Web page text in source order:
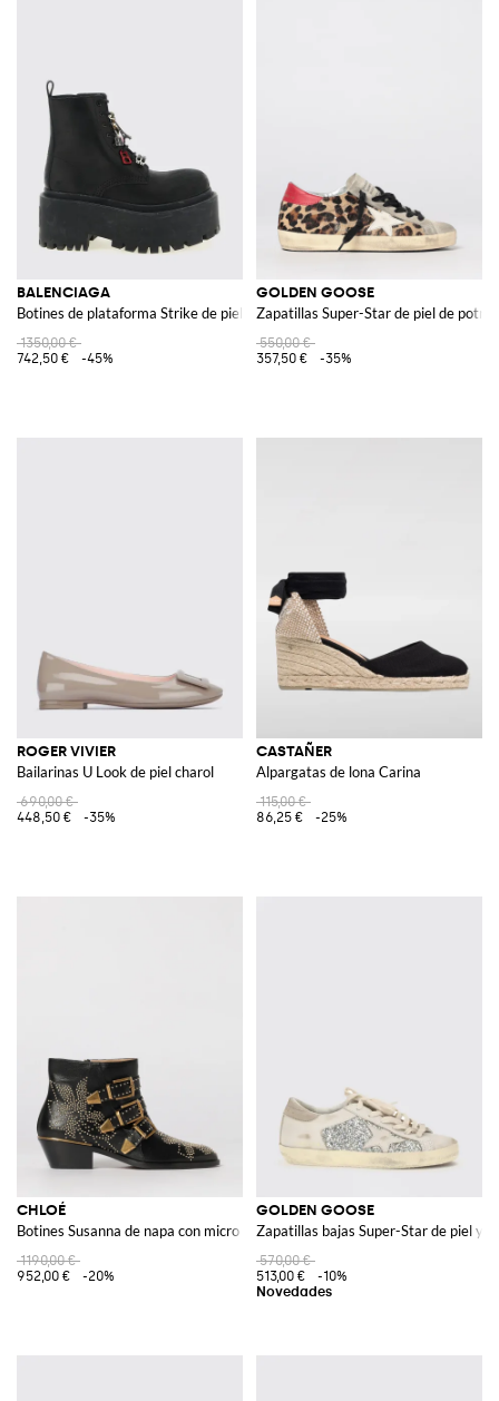
BALENCIAGA
Botines de plataforma Strike de piel con charms
1350,00 €
742,50 €
-45%
GOLDEN GOOSE
Zapatillas Super-Star de piel de
550,00 €
357,50 €
-35%
ROGER VIVIER
Bailarinas U Look de piel charol
690,00 €
448,50 €
-35%
CASTAÑER
Alpargatas de lona Carina
115,00 €
86,25 €
-25%
CHLOÉ
Botines Susanna de napa con micro tachuelas
1190,00 €
952,00 €
-20%
GOLDEN GOOSE
Zapatillas bajas Super-Star de piel y
570,00 €
513,00 €
-10%